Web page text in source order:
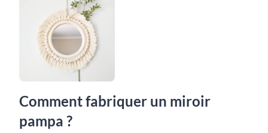
Comment fabriquer un miroir
pampa ?